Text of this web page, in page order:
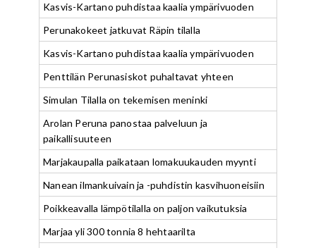
Kasvis-Kartano puhdistaa kaalia ympärivuoden
Perunakokeet jatkuvat Räpin tilalla
Kasvis-Kartano puhdistaa kaalia ympärivuoden
Penttilän Perunasiskot puhaltavat yhteen
Simulan Tilalla on tekemisen meninki
Arolan Peruna panostaa palveluun ja
paikallisuuteen
Marjakaupalla paikataan lomakuukauden myynti
Nanean ilmankuivain ja -puhdistin kasvihuoneisiin
Poikkeavalla lämpötilalla on paljon vaikutuksia
Marjaa yli 300 tonnia 8 hehtaarilta